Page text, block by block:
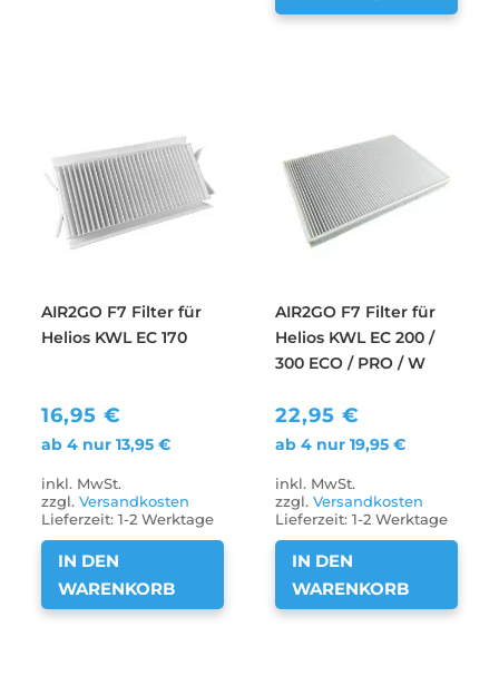
AIR2GO F7 Filter für
Helios KWL EC 170
16,95€
ab 4 nur13,95€
inkl. MwSt.
zzgl.Versandkosten
Lieferzeit:1-2 Werktage
IN DEN
WARENKORB
AIR2GO F7 Filter für
Helios KWL EC 200 /
300 ECO / PRO / W
22,95€
ab 4 nur19,95€
inkl. MwSt.
zzgl.Versandkosten
Lieferzeit:1-2 Werktage
IN DEN
WARENKORB